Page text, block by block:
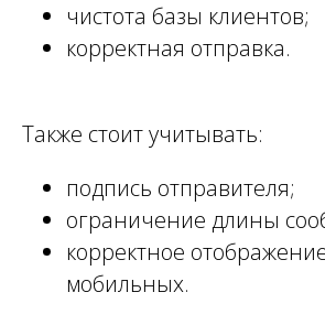
чистота базы клиентов;
корректная отправка.
Также стоит учитывать:
подпись отправителя;
ограничение длины
корректное
мобильных.